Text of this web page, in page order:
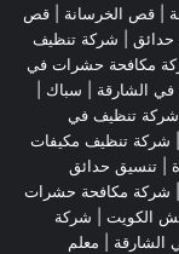
قص الخرسانة | قص
شركة تنظيف
مكافحة حشرات في
الشارقة | سباك |
شركة تنظيف في
شركة تنظيف مكيفات
تنسيق حدائق
شركة مكافحة حشرات
الكويت
شركة
الشارقة
معلم